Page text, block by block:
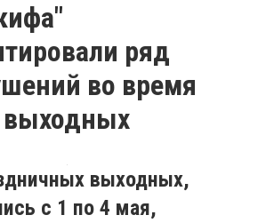
ряд
во время
выходных,
с 1 по 4 мая,